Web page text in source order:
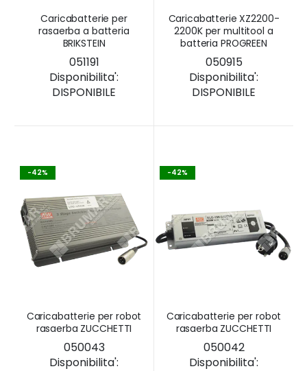
Caricabatterie per
rasaerba a batteria
BRIKSTEIN
051191
Disponibilita':
DISPONIBILE
Caricabatterie XZ2200-
2200K per multitool a
batteria PROGREEN
050915
Disponibilita':
DISPONIBILE
-42%
Caricabatterie per robot
rasaerba ZUCCHETTI
050043
Disponibilita':
-42%
Caricabatterie per robot
rasaerba ZUCCHETTI
050042
Disponibilita':